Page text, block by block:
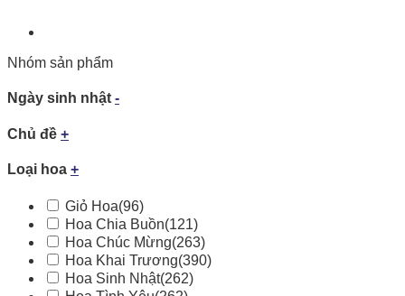
Nhóm sản phẩm
Ngày sinh nhật -
Chủ đề +
Loại hoa +
Giỏ Hoa(96)
Hoa Chia Buồn(121)
Hoa Chúc Mừng(263)
Hoa Khai Trương(390)
Hoa Sinh Nhật(262)